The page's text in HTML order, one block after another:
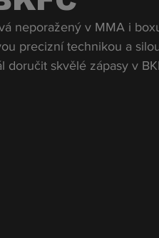
neporažený v MMA i
precizní technikou a
doručit skvělé zápasy v